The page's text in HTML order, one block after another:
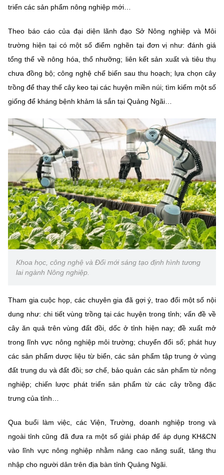
Vietnamese English
BỘ KHOA HỌC VÀ CÔNG NGHỆ
MINISTRY OF SCIENCE AND TECHNOLOGY
Điều khoản sử dụng Theo dõi MST: Góp ý
Cơ quan chủ quản: Bộ Khoa học và Công nghệ (MST)
Chịu trách nhiệm nội dung: Nguyễn Thị Hải Hằng
Giám đốc Trung tâm Truyền thông Khoa học và Công nghệ.
Liên hệ
Địa chỉ: Ban Biên tập Cổng TTĐT - 18 Nguyễn Du, TP. Hà Nội
Điện thoại: 024 3936 9506
Email:stc@mst.gov.vn
©2026 Bản quyền thuộc Bộ Khoa Học và Công Nghệ
(Ghi rõ nguồn "https://mst.gov.vn" khi phát hành lại thông tin từ
triển các sản phẩm nông nghiệp mới…
Theo báo cáo của đại diện lãnh đạo Sở Nông nghiệp và Môi
trường hiện tại có một số điểm nghẽn tại đơn vị như: đánh giá
tổng thể về nông hóa, thổ nhưỡng; liên kết sản xuất và tiêu thụ
chưa đồng bộ; công nghệ chế biến sau thu hoạch; lựa chọn cây
trồng để thay thế cây keo tại các huyện miền núi; tìm kiếm một số
giống để kháng bệnh khảm lá sắn tại Quảng Ngãi…
Khoa học, công nghệ và Đổi mới sáng tạo định hình tương
lai ngành Nông nghiệp.
Tham gia cuộc họp, các chuyên gia đã gợi ý, trao đổi một số nội
dung như: chi tiết vùng trồng tại các huyện trong tỉnh; vấn đề về
cây ăn quả trên vùng đất đồi, dốc ở tỉnh hiện nay; đề xuất mở
trong lĩnh vực nông nghiệp môi trường; chuyển đổi số; phát huy
các sản phẩm dược liệu từ biển, các sản phẩm tập trung ở vùng
đất trung du và đất đồi; sơ chế, bảo quản các sản phẩm từ nông
nghiệp; chiến lược phát triển sản phẩm từ các cây trồng đặc
trưng của tỉnh…
Qua buổi làm việc, các Viện, Trường, doanh nghiệp trong và
ngoài tỉnh cũng đã đưa ra một số giải pháp để áp dụng KH&CN
vào lĩnh vực nông nghiệp nhằm nâng cao năng suất, tăng thu
nhập cho người dân trên địa bàn tỉnh Quảng Ngãi.